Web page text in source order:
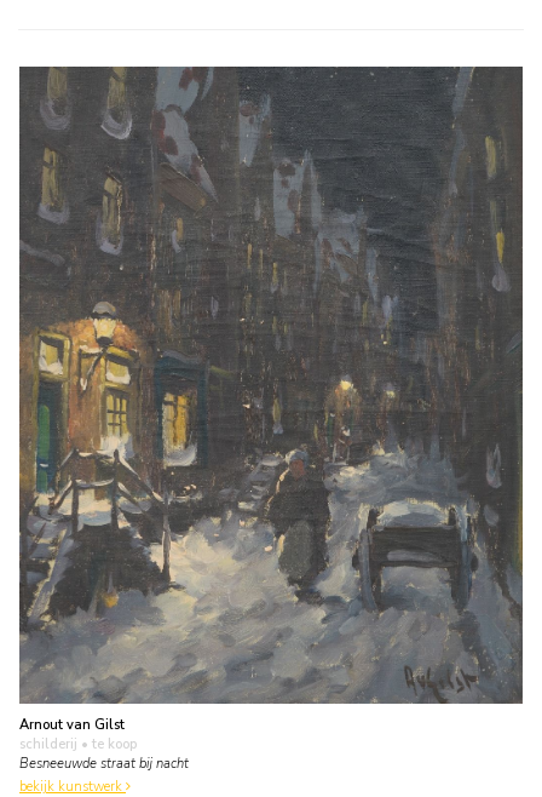
Arnout van Gilst
schilderij • te koop
Besneeuwde straat bij nacht
bekijk kunstwerk